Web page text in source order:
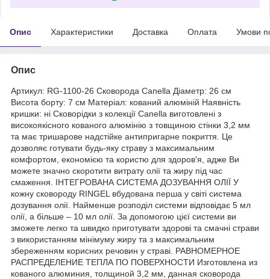
Опис Характеристики Доставка Оплата Умови
Опис
Артикул: RG-1100-26 Сковорода Canella Діаметр: 26 см
Висота борту: 7 см Матеріал: кований алюміній Наявність
кришки: ні Сковорідки з колекції Canella виготовлені з
високоякісного кованого алюмінію з товщиною стінки 3,2 мм
та має тришарове надстійке антипригарне покриття. Це
дозволяє готувати будь-яку страву з максимальним
комфортом, економією та користю для здоров'я, адже Ви
можете значно скоротити витрату олії та жиру під час
смаження. ІНТЕГРОВАНА СИСТЕМА ДОЗУВАННЯ ОЛІЇ У
кожну сковороду RINGEL вбудована перша у світі система
дозування олії. Найменше розподіл системи відповідає 5 мл
олії, а більше – 10 мл олії. За допомогою цієї системи ви
зможете легко та швидко приготувати здорові та смачні страви
з використанням мінімуму жиру та з максимальним
збереженням корисних речовин у страві. РАВНОМЕРНОЕ
РАСПРЕДЕЛЕНИЕ ТЕПЛА ПО ПОВЕРХНОСТИ Изготовлена ​​из
кованого алюминия, толщиной 3,2 мм, данная сковорода